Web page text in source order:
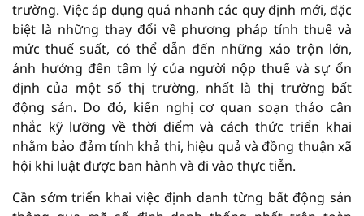
trường. Việc áp dụng quá nhanh các quy định mới, đặc
biệt là những thay đổi về phương pháp tính thuế và
mức thuế suất, có thể dẫn đến những xáo trộn lớn,
ảnh hưởng đến tâm lý của người nộp thuế và sự ổn
định của một số thị trường, nhất là thị trường bất
động sản. Do đó, kiến nghị cơ quan soạn thảo cân
nhắc kỹ lưỡng về thời điểm và cách thức triển khai
nhằm bảo đảm tính khả thi, hiệu quả và đồng thuận xã
hội khi luật được ban hành và đi vào thực tiễn.
Cần sớm triển khai việc định danh từng bất động sản